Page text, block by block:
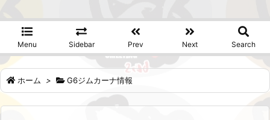
Menu Sidebar Prev Next Search
ホーム > G6ジムカーナ情報